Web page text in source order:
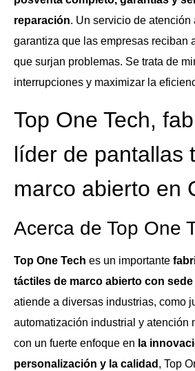
reparación. Un servicio de
garantiza que las empresas reciban
que surjan problemas. Se trata de
interrupciones y maximizar la
Top One Tech,
líder de pantallas
marco abierto en
Acerca de Top One
Top One Tech es un importante
táctiles de marco abierto con
atiende a diversas industrias, como
automatización industrial y atención
con un fuerte enfoque en la
personalización y la calidad , Top